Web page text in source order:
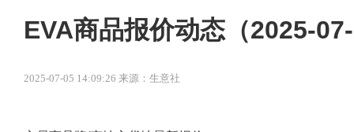
EVA商品报价动态（2025-
2025-07-05 14:09:26 来源：生意社